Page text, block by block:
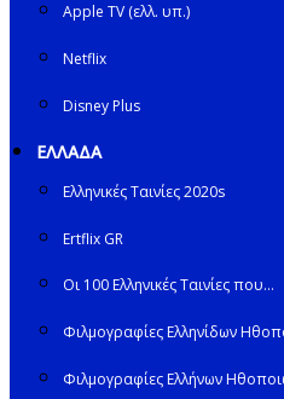
Apple TV (ελλ. υπ.)
Netflix
Disney Plus
ΕΛΛΑΔΑ
Ελληνικές Ταινίες 2020s
Ertflix GR
Οι 100 Ελληνικές Ταινίες που…
Φιλμογραφίες Ελληνίδων
Φιλμογραφίες Ελλήνων